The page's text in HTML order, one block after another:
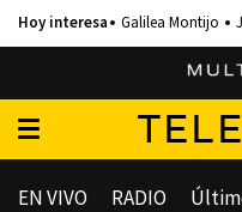
Galilea Montijo
EN VIVO RADIO